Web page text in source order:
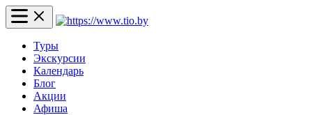
Туры
Экскурсии
Календарь
Блог
Акции
Афиша